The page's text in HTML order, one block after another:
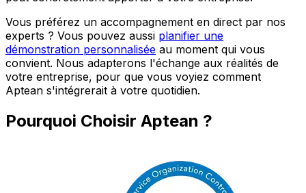
Vous préférez un accompagnement en direct par nos
experts ? Vous pouvez aussi planifier une
démonstration personnalisée au moment qui vous
convient. Nous adapterons l'échange aux réalités de
votre entreprise, pour que vous voyiez comment
Aptean s'intégrerait à votre quotidien.
Pourquoi Choisir Aptean ?